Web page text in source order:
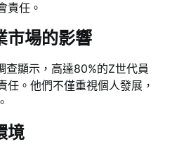
責任。
市場的影響
查顯示，高達80%的Z世代員
任。他們不僅重視個人發展，
境